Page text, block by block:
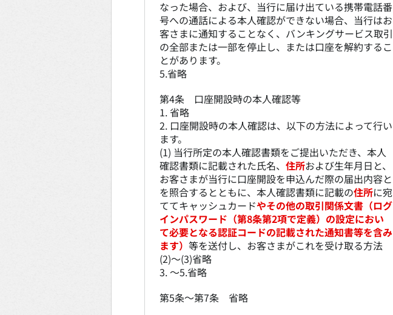
なった場合、および、当行に届け出ている携帯電話番
号への通話による本人確認ができない場合、当行はお
客さまに通知することなく、バンキングサービス取引
の全部または一部を停止し、または口座を解約するこ
とがあります。
5.省略
第4条 口座開設時の本人確認等
1. 省略
2. 口座開設時の本人確認は、以下の方法によって行い
ます。
(1) 当行所定の本人確認書類をご提出いただき、本人
確認書類に記載された氏名、 住所および生年月日と、
お客さまが当行に口座開設を申込んだ際の届出内容と
を照合するとともに、本人確認書類に記載の住所に宛
ててキャッシュカードやその他の取引関係文書（ログ
インパスワード（第8条第2項で定義）の設定におい
て必要となる認証コードの記載された通知書等を含み
ます） 等を送付し、お客さまがこれを受け取る方法
(2)～(3)省略
3. ～5.省略
第5条～第7条 省略